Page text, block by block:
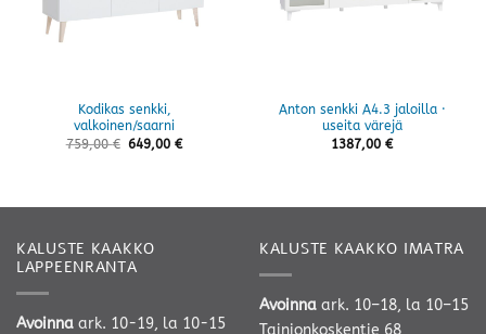
Kodikas senkki,
valkoinen/saarni
759,00€ 649,00€
Anton senkki A4.3 jaloilla ·
useita värejä
1387,00 €
KALUSTE KAAKKO
LAPPEENRANTA
Avoinna ark. 10-19, la 10-15
KALUSTE KAAKKO IMATRA
Avoinna ark. 10–18, la 10–15
Tainionkoskentie 68